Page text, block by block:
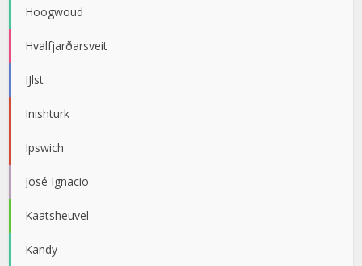
Hoogwoud
Hvalfjarðarsveit
IJlst
Inishturk
Ipswich
José Ignacio
Kaatsheuvel
Kandy